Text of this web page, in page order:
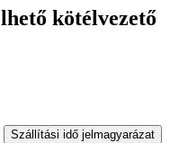
kötélvezető
Szállítási idő jelmagyarázat